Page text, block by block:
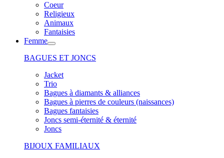
Coeur
Religieux
Animaux
Fantaisies
Femme
BAGUES ET JONCS
Jacket
Trio
Bagues à diamants & alliances
Bagues à pierres de couleurs (naissances)
Bagues fantaisies
Joncs semi-éternité & éternité
Joncs
BIJOUX FAMILIAUX